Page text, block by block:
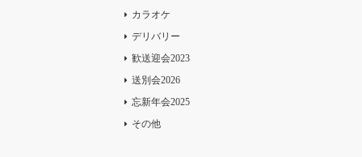
カラオケ
デリバリー
歓送迎会2023
送別会2026
忘新年会2025
その他